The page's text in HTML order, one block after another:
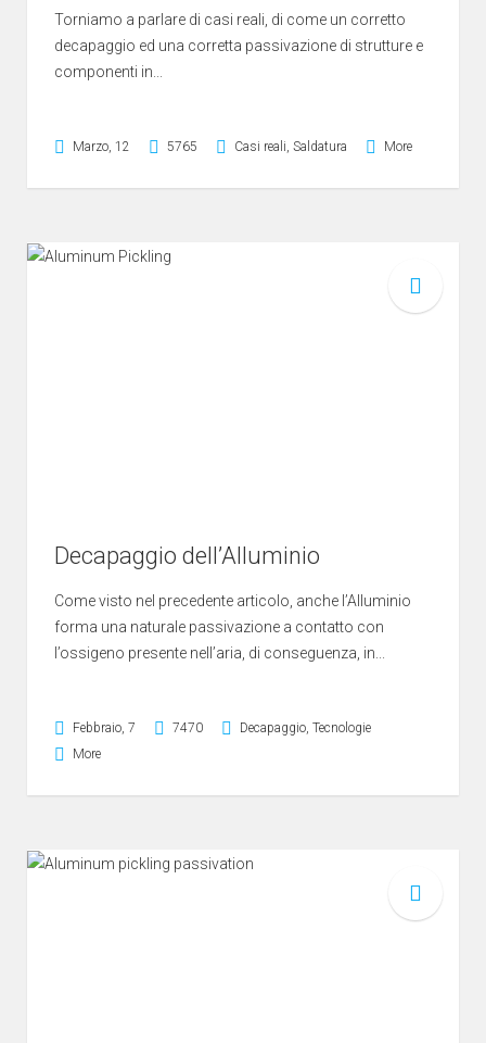
Torniamo a parlare di casi reali, di come un corretto
decapaggio ed una corretta passivazione di strutture e
componenti in...
Marzo, 12 5765 Casi reali Saldatura More
Decapaggio dell’Alluminio
Come visto nel precedente articolo, anche l’Alluminio
forma una naturale passivazione a contatto con
l’ossigeno presente nell’aria, di conseguenza, in...
Febbraio, 7 7470 Decapaggio Tecnologie
More